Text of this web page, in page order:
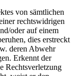
von sämtlichen
rechtswidrigen
oder auf einem
dies erstreckt
deren Abwehr
Erkennt der
Rechtsverletzung